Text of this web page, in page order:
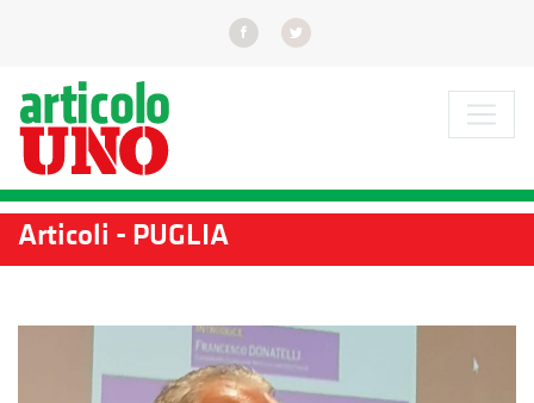
Articoli - PUGLIA